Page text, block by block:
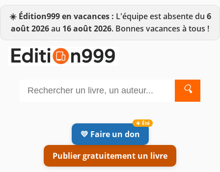
☀️ Édition999 en vacances : L'équipe est absente du 6
août 2026au 16 août 2026. Bonnes vacances à tous !
🔍
💛 Faire un don
Publier gratuitement un livre